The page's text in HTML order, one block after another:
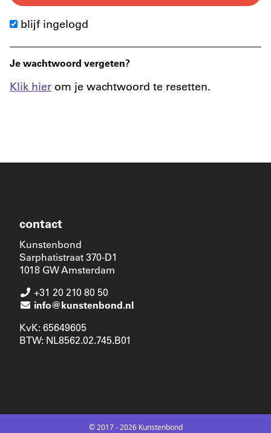
blijf ingelogd
Je wachtwoord vergeten?
Klik hier om je wachtwoord te resetten.
contact
Kunstenbond
Sarphatistraat 370-D1
1018 GW Amsterdam
+31 20 210 80 50
info@kunstenbond.nl
KvK: 65649605
BTW: NL8562.02.745.B01
© 2017 - 2026 Kunstenbond